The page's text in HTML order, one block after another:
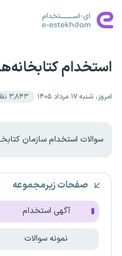
استخدام
امروز، شنبه ۱۷ مرداد ۱۴۰۵ ۳٬۸۴۳
سوالات استخدام سازمان
صفحات زیرمجموعه
آگهی استخدام
نمونه سوالات